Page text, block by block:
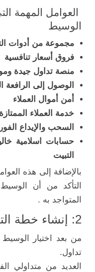
العوامل المهمة
الوسيط
مجموعة من أدوات
فروق أسعار تنافسية
منصة تداول جيدة
الوصول إلى الرافعة
أمن أموال العملاء
خدمة العملاء الممتازة
السحب والإيداع
حسابات اسلامية
التبيت
بالإضافة إلى هذه
التأكد من أن
المتواجد به .
2: إنشاء خطة التداول
من بعد اختيار
تداول.
العديد من متداولي